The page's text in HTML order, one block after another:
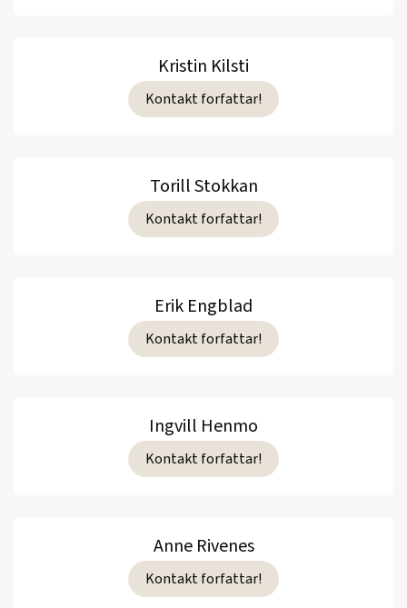
Kristin Kilsti
Kontakt forfattar!
Torill Stokkan
Kontakt forfattar!
Erik Engblad
Kontakt forfattar!
Ingvill Henmo
Kontakt forfattar!
Anne Rivenes
Kontakt forfattar!